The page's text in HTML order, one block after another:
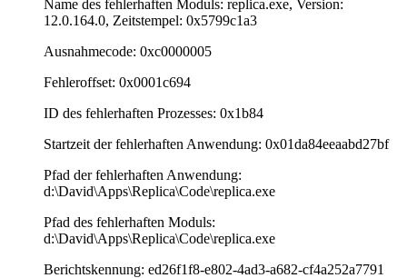
Name des fehlerhaften Moduls: replica.exe, Version:
12.0.164.0, Zeitstempel: 0x5799c1a3
Ausnahmecode: 0xc0000005
Fehleroffset: 0x0001c694
ID des fehlerhaften Prozesses: 0x1b84
Startzeit der fehlerhaften Anwendung: 0x01da84eeaabd27bf
Pfad der fehlerhaften Anwendung:
d:\David\Apps\Replica\Code\replica.exe
Pfad des fehlerhaften Moduls:
d:\David\Apps\Replica\Code\replica.exe
Berichtskennung: ed26f1f8-e802-4ad3-a682-cf4a252a7791